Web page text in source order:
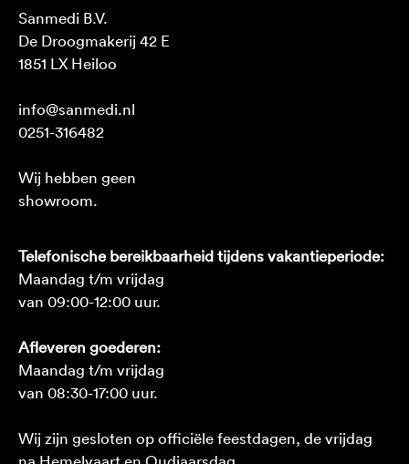
Sanmedi B.V.
De Droogmakerij 42 E
1851 LX Heiloo
info@sanmedi.nl
0251-316482
Wij hebben geen
showroom.
Telefonische bereikbaarheid tijdens vakantieperiode:
Maandag t/m vrijdag
van 09:00-12:00 uur.
Afleveren goederen:
Maandag t/m vrijdag
van 08:30-17:00 uur.
Wij zijn gesloten op officiële feestdagen, de vrijdag
na Hemelvaart en Oudjaarsdag.